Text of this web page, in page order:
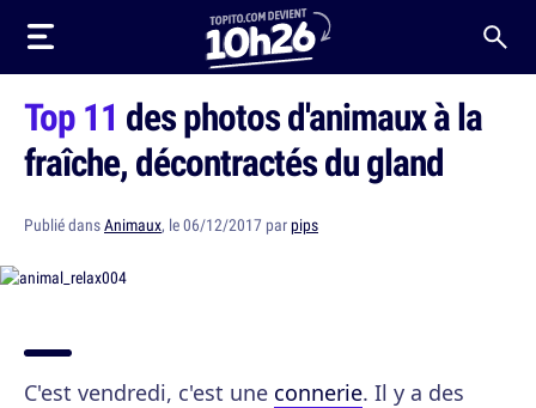
Top 11 des photos d'animaux à la
fraîche, décontractés du gland
Publié dansAnimaux, le 06/12/2017 parpips
C'est vendredi, c'est une connerie. Il y a des